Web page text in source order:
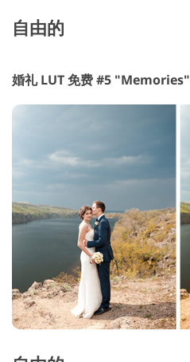
自由的
婚礼 LUT 免费 #5 "Memories"